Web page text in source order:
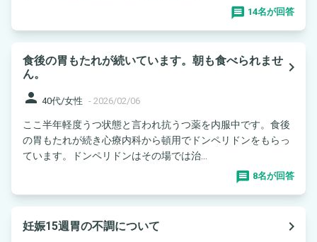
14名が回答
食後の胃もたれが続いています。朝も食べられませ
ん。
navigate_next
person 40代/女性 - 2026/02/06
ここ半年軽度うつ状態と言われ抗うつ薬を内服中です。食後
の胃もたれが続き心療内科から頓用でドンペリドンをもらっ
ています。ドンペリドンはその場では治...
8名が回答
妊娠15週胃の不調について
navigate_next